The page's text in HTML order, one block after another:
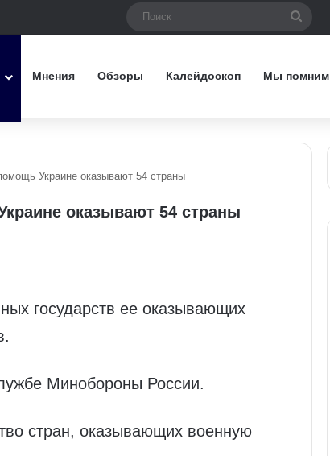
Мнения Обзоры Калейдоскоп Мы помним
Украине оказывают 54 страны
оказывают 54 страны
государств ее оказывающих
Минобороны России.
стран, оказывающих военную